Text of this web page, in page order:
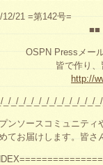
12/21 =第142号=
O S
Pressメールマガ
作り、皆で楽し
http://
_/_/_/_/_/_/_/_/_/_/_/_/
ンソースコミュニティ
てお届けします。皆さ